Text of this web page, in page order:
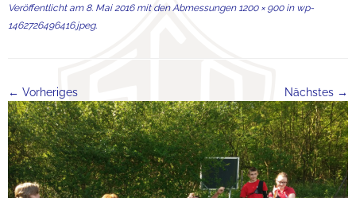
Veröffentlicht am 8. Mai 2016mit den Abmessungen1200 × 900inwp-
1462726496416.jpeg.
← Vorheriges Nächstes →